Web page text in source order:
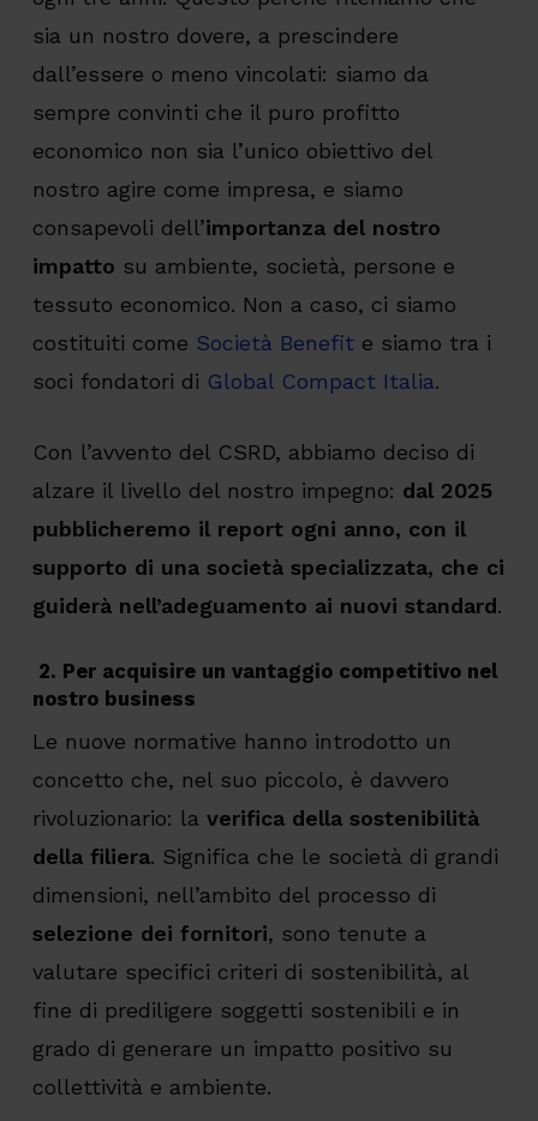
sia un nostro dovere, a prescindere
dall’essere o meno vincolati: siamo da
sempre convinti che il puro profitto
economico non sia l’unico obiettivo del
nostro agire come impresa, e siamo
consapevoli dell’importanza del nostro
impatto su ambiente, società, persone e
tessuto economico. Non a caso, ci siamo
costituiti come Società Benefite siamo tra i
soci fondatori di Global Compact Italia.
Con l’avvento del CSRD, abbiamo deciso di
alzare il livello del nostro impegno: dal 2025
pubblicheremo il report ogni anno, con il
supporto di una società specializzata, che ci
guiderà nell’adeguamento ai nuovi standard.
2. Per acquisire un vantaggio competitivo nel
nostro business
Le nuove normative hanno introdotto un
concetto che, nel suo piccolo, è davvero
rivoluzionario: la verifica della sostenibilità
della filiera. Significa che le società di grandi
dimensioni, nell’ambito del processo di
selezione dei fornitori, sono tenute a
valutare specifici criteri di sostenibilità, al
fine di prediligere soggetti sostenibili e in
grado di generare un impatto positivo su
collettività e ambiente.